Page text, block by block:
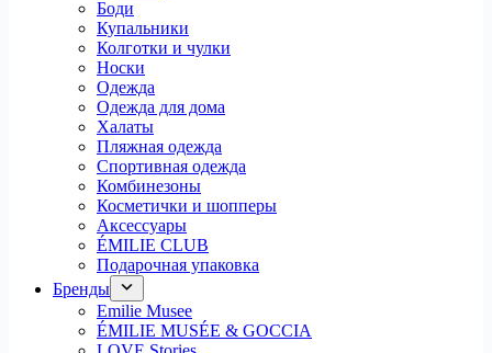
Боди
Купальники
Колготки и чулки
Носки
Одежда
Одежда для дома
Халаты
Пляжная одежда
Спортивная одежда
Комбинезоны
Косметички и шопперы
Аксессуары
ÉMILIE CLUB
Подарочная упаковка
Бренды
Emilie Musee
ÉMILIE MUSÉE & GOCCIA